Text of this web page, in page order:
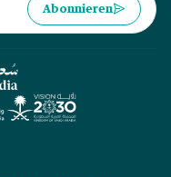
Abonnieren